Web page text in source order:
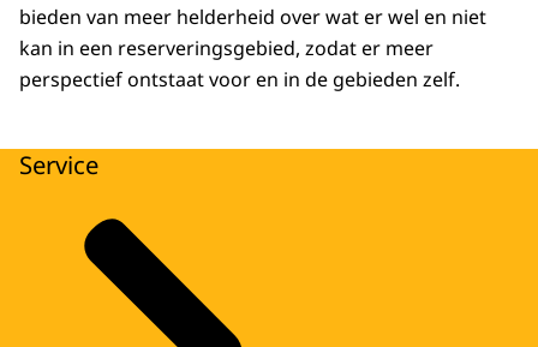
bieden van meer helderheid over wat er wel en niet
kan in een reserveringsgebied, zodat er meer
perspectief ontstaat voor en in de gebieden zelf.
Service